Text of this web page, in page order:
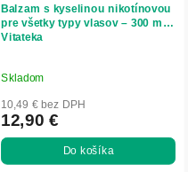
Balzam s kyselinou nikotínovou
pre všetky typy vlasov – 300 ml –
Vitateka
Skladom
10,49 € bez DPH
12,90 €
Do košíka